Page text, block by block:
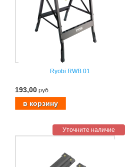
Ryobi RWB 01
193,00 руб.
Уточните наличие